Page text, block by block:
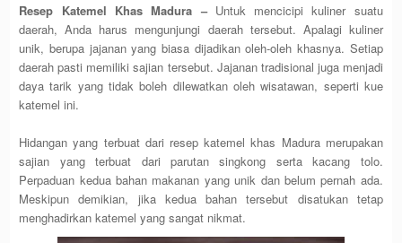
Resep Katemel Khas Madura –Untuk mencicipi kuliner suatu
daerah, Anda harus mengunjungi daerah tersebut. Apalagi kuliner
unik, berupa jajanan yang biasa dijadikan oleh-oleh khasnya. Setiap
daerah pasti memiliki sajian tersebut. Jajanan tradisional juga menjadi
daya tarik yang tidak boleh dilewatkan oleh wisatawan, seperti kue
katemel ini.
Hidangan yang terbuat dari resep katemel khas Madura merupakan
sajian yang terbuat dari parutan singkong serta kacang tolo.
Perpaduan kedua bahan makanan yang unik dan belum pernah ada.
Meskipun demikian, jika kedua bahan tersebut disatukan tetap
menghadirkan katemel yang sangat nikmat.